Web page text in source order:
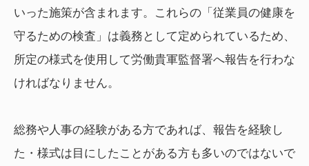
いった施策が含まれます。これらの「従業員の健康を
守るための検査」は義務として定められているため、
所定の様式を使用して労働貴軍監督署へ報告を行わな
ければなりません。
総務や人事の経験がある方であれば、報告を経験し
た・様式は目にしたことがある方も多いのではないで